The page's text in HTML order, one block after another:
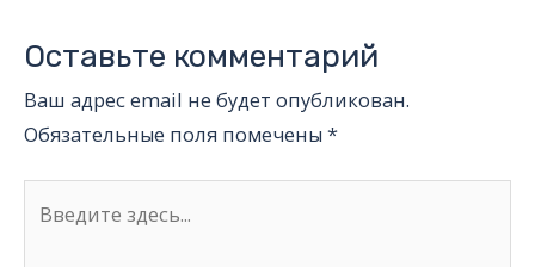
Оставьте комментарий
Ваш адрес email не будет опубликован.
Обязательные поля помечены *
здесь...